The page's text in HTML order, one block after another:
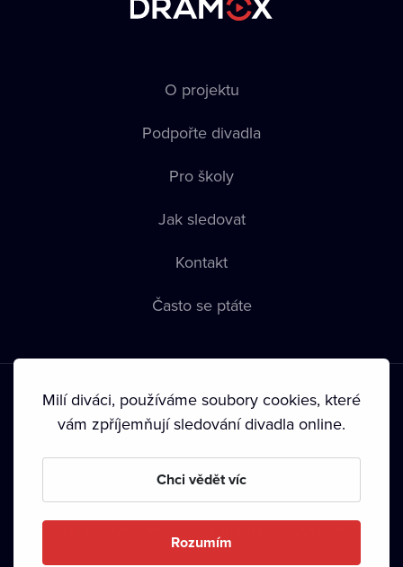
O projektu
Podpořte divadla
Pro školy
Jak sledovat
Kontakt
Často se ptáte
Podmínky používání • Ochrana soukromí • Zásady používání
• Autorská práva•
Milí diváci, používáme soubory cookies, které
vám zpříjemňují sledování divadla online.
Chci vědět víc
Rozumím